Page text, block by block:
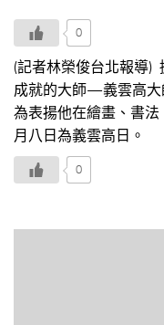
0
(記者林榮俊台北報導)
成就的大師—義雲高大
為表揚他在繪畫、書
月八日為義雲高日。
0